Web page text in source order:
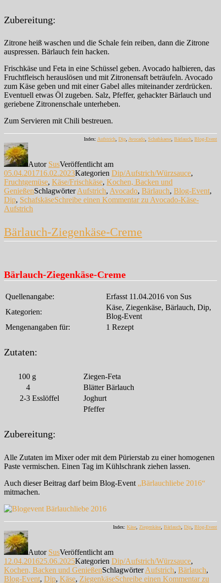
Zubereitung:
Zitrone heiß waschen und die Schale fein reiben, dann die Zitrone
auspressen. Bärlauch fein hacken.
Frischkäse und Feta in eine Schüssel geben. Avocado halbieren, das
Fruchtfleisch herauslösen und mit Zitronensaft beträufeln. Avocado
zum Käse geben und mit einer Gabel alles miteinander zerdrücken.
Eventuell etwas Öl zugeben. Salz, Pfeffer, gehackter Bärlauch und
geriebene Zitronenschale unterheben.
Zum Servieren mit Chili bestreuen.
Index: Aufstrich, Dip, Avocado, Schafskaese, Bärlauch, Blog-Event
Autor SusVeröffentlicht am
05.04.201716.02.2023Kategorien Dip/Aufstrich/Würzsauce,
Fruchtgemüse, Käse/Frischkäse, Kochen, Backen und
GenießenSchlagwörterAufstrich, Avocado, Bärlauch, Blog-Event,
Dip, SchafskäseSchreibe einen Kommentarzu Avocado-Käse-
Aufstrich
Bärlauch-Ziegenkäse-Creme
Bärlauch-Ziegenkäse-Creme
Quellenangabe:
Erfasst 11.04.2016 von Sus
Kategorien:
Käse, Ziegenkäse, Bärlauch, Dip,
Blog-Event
Mengenangaben für:
1 Rezept
Zutaten:
100 g
Ziegen-Feta
4
Blätter Bärlauch
2-3 Esslöffel
Joghurt
Pfeffer
Zubereitung:
Alle Zutaten im Mixer oder mit dem Pürierstab zu einer homogenen
Paste vermischen. Einen Tag im Kühlschrank ziehen lassen.
Auch dieser Beitrag darf beim Blog-Event „Bärlauchliebe 2016“
mitmachen.
Index: Käse Ziegenkäse Bärlauch Dip Blog-Event
Autor SusVeröffentlicht am
12.04.201625.06.2025Kategorien Dip/Aufstrich/Würzsauce,
Kochen, Backen und GenießenSchlagwörterAufstrich, Bärlauch,
Blog-Event, Dip, Käse, ZiegenkäseSchreibe einen Kommentarzu